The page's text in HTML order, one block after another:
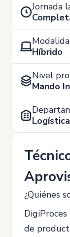
Jornada
Híbrido
Nivel
Mando
Logística
¿Quiénes
de